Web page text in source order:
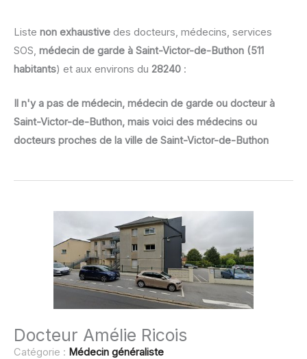
Liste non exhaustive des docteurs, médecins, services
SOS, médecin de garde à Saint-Victor-de-Buthon (511
habitants) et aux environs du 28240 :
Il n'y a pas de médecin, médecin de garde ou docteur à
Saint-Victor-de-Buthon, mais voici des médecins ou
docteurs proches de la ville de Saint-Victor-de-Buthon
Docteur Amélie Ricois
Catégorie : Médecin généraliste